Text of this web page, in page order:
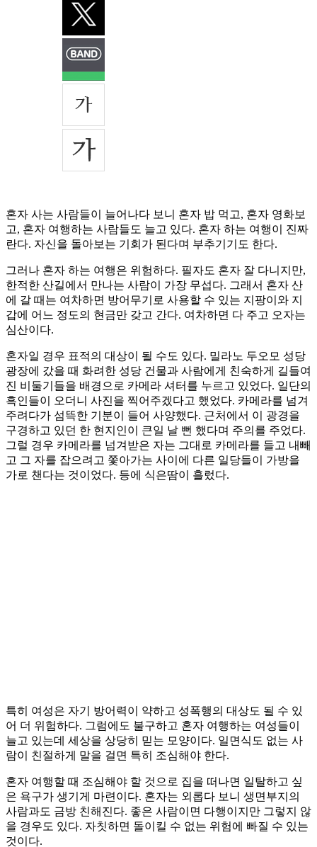
혼자 사는 사람들이 늘어나다 보니 혼자 밥 먹고, 혼자 영화보
고, 혼자 여행하는 사람들도 늘고 있다. 혼자 하는 여행이 진짜
란다. 자신을 돌아보는 기회가 된다며 부추기기도 한다.
그러나 혼자 하는 여행은 위험하다. 필자도 혼자 잘 다니지만,
한적한 산길에서 만나는 사람이 가장 무섭다. 그래서 혼자 산
에 갈 때는 여차하면 방어무기로 사용할 수 있는 지팡이와 지
갑에 어느 정도의 현금만 갖고 간다. 여차하면 다 주고 오자는
심산이다.
혼자일 경우 표적의 대상이 될 수도 있다. 밀라노 두오모 성당
광장에 갔을 때 화려한 성당 건물과 사람에게 친숙하게 길들여
진 비둘기들을 배경으로 카메라 셔터를 누르고 있었다. 일단의
흑인들이 오더니 사진을 찍어주겠다고 했었다. 카메라를 넘겨
주려다가 섬뜩한 기분이 들어 사양했다. 근처에서 이 광경을
구경하고 있던 한 현지인이 큰일 날 뻔 했다며 주의를 주었다.
그럴 경우 카메라를 넘겨받은 자는 그대로 카메라를 들고 내빼
고 그 자를 잡으려고 쫓아가는 사이에 다른 일당들이 가방을
가로 챈다는 것이었다. 등에 식은땀이 흘렀다.
특히 여성은 자기 방어력이 약하고 성폭행의 대상도 될 수 있
어 더 위험하다. 그럼에도 불구하고 혼자 여행하는 여성들이
늘고 있는데 세상을 상당히 믿는 모양이다. 일면식도 없는 사
람이 친절하게 말을 걸면 특히 조심해야 한다.
혼자 여행할 때 조심해야 할 것으로 집을 떠나면 일탈하고 싶
은 욕구가 생기게 마련이다. 혼자는 외롭다 보니 생면부지의
사람과도 금방 친해진다. 좋은 사람이면 다행이지만 그렇지 않
을 경우도 있다. 자칫하면 돌이킬 수 없는 위험에 빠질 수 있는
것이다.